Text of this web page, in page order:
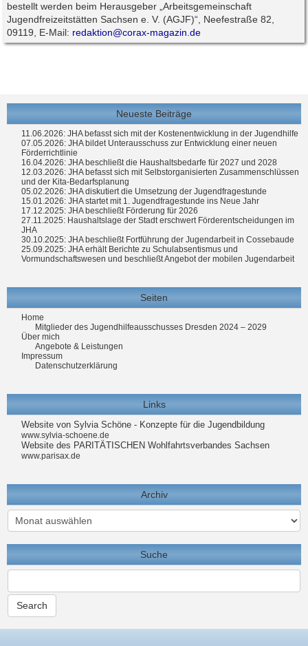
bestellt werden beim Herausgeber „Arbeitsgemeinschaft
Jugendfreizeitstätten Sachsen e. V. (AGJF)“, Neefestraße 82,
09119, E-Mail: redaktion@corax-magazin.de
Neueste Beiträge
11.06.2026: JHA befasst sich mit der Kostenentwicklung in der Jugendhilfe
07.05.2026: JHA bildet Unterausschuss zur Entwicklung einer neuen
Förderrichtlinie
16.04.2026: JHA beschließt die Haushaltsbedarfe für 2027 und 2028
12.03.2026: JHA befasst sich mit Selbstorganisierten Zusammenschlüssen
und der Kita-Bedarfsplanung
05.02.2026: JHA diskutiert die Umsetzung der Jugendfragestunde
15.01.2026: JHA startet mit 1. Jugendfragestunde ins Neue Jahr
17.12.2025: JHA beschließt Förderung für 2026
27.11.2025: Haushaltslage der Stadt erschwert Förderentscheidungen im
JHA
30.10.2025: JHA beschließt Fortführung der Jugendarbeit in Cossebaude
25.09.2025: JHA erhält Berichte zu Schulabsentismus und
Vormundschaftswesen und beschließt Angebot der mobilen Jugendarbeit
Seiten
Home
Mitglieder des Jugendhilfeausschusses Dresden 2024 – 2029
Über mich
Angebote & Leistungen
Impressum
Datenschutzerklärung
Links
Website von Sylvia Schöne - Konzepte für die Jugendbildung
www.sylvia-schoene.de
Website des PARITÄTISCHEN Wohlfahrtsverbandes Sachsen
www.parisax.de
Archiv
Archiv
Suche